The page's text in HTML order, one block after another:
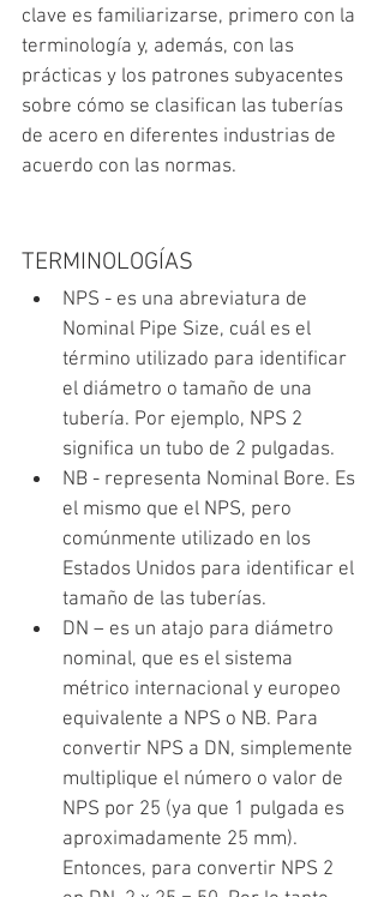
clave es familiarizarse, primero con la
terminología y, además, con las
prácticas y los patrones subyacentes
sobre cómo se clasifican las tuberías
de acero en diferentes industrias de
acuerdo con las normas.
TERMINOLOGÍAS
NPS - es una abreviatura de
Nominal Pipe Size, cuál es el
término utilizado para identificar
el diámetro o tamaño de una
tubería. Por ejemplo, NPS 2
significa un tubo de 2 pulgadas.
NB - representa Nominal Bore. Es
el mismo que el NPS, pero
comúnmente utilizado en los
Estados Unidos para identificar el
tamaño de las tuberías.
DN – es un atajo para diámetro
nominal, que es el sistema
métrico internacional y europeo
equivalente a NPS o NB. Para
convertir NPS a DN, simplemente
multiplique el número o valor de
NPS por 25 (ya que 1 pulgada es
aproximadamente 25 mm).
Entonces, para convertir NPS 2